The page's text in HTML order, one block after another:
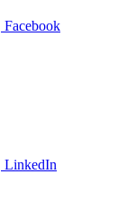
Facebook
LinkedIn